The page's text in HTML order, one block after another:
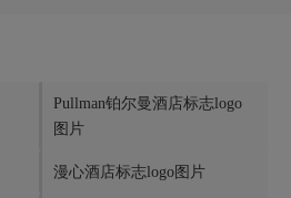
Pullman铂尔曼酒店标志logo
图片
漫心酒店标志logo图片